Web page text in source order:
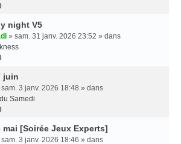
night V5
» sam. 31 janv. 2026 23:52 » dans
juin
sam. 3 janv. 2026 18:48 » dans
Samedi
mai [Soirée Jeux Experts]
sam. 3 janv. 2026 18:46 » dans